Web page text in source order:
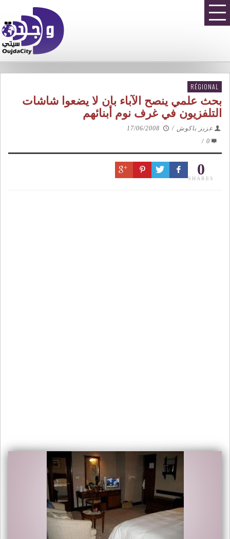
RÉGIONAL
بحث علمي ينصح الآباء بان لا يضعوا شاشات
التلفزيون في غرف نوم أبنائهم
عزيز باكوش /
17/06/2008
0
/
0
SHARES